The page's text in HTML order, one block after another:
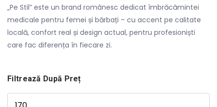
„Pe Stil” este un brand românesc dedicat îmbrăcămintei
medicale pentru femei și bărbați – cu accent pe calitate
locală, confort real și design actual, pentru profesioniști
care fac diferența în fiecare zi.
Filtrează După Preț